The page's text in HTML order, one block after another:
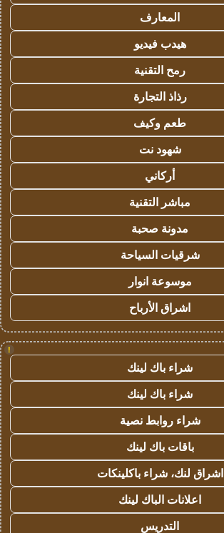
المعارف
هيدب فيديو
رمح التقنية
رذاذ التجارة
طعم وكيف
شهود نت
أركاني
مباشر التقنية
مدونة صحبة
شرقيات السياحة
موسوعة انوار
اشراق الأرباح
!
شراء باك لينك
شراء باك لينك
شراء روابط نصية
باقات باك لينك
اشراق لنك، شراء باكلينكات
اعلانات الباك لينك
التدريس